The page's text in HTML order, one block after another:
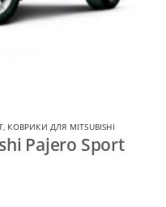
, КОВРИКИ ДЛЯ MITSUBISHI
Pajero Sport